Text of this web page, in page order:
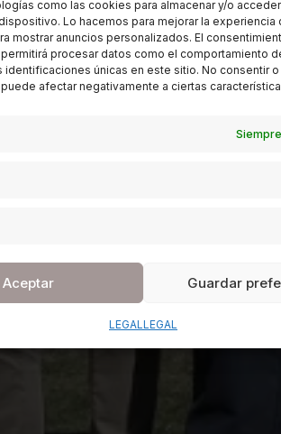
como las cookies para almacenar y/o acceder
Lo hacemos para mejorar la experiencia
mostrar anuncios personalizados. El
procesar datos como el comportamiento
identificaciones únicas en este sitio. No consentir o
afectar negativamente a ciertas
Aceptar Guardar
LEGALLEGAL